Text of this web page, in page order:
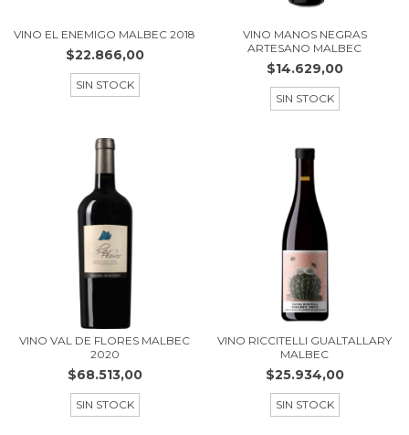
VINO EL ENEMIGO MALBEC 2018
$22.866,00
SIN STOCK
VINO MANOS NEGRAS
ARTESANO MALBEC
$14.629,00
SIN STOCK
VINO VAL DE FLORES MALBEC
2020
$68.513,00
SIN STOCK
VINO RICCITELLI GUALTALLARY
MALBEC
$25.934,00
SIN STOCK